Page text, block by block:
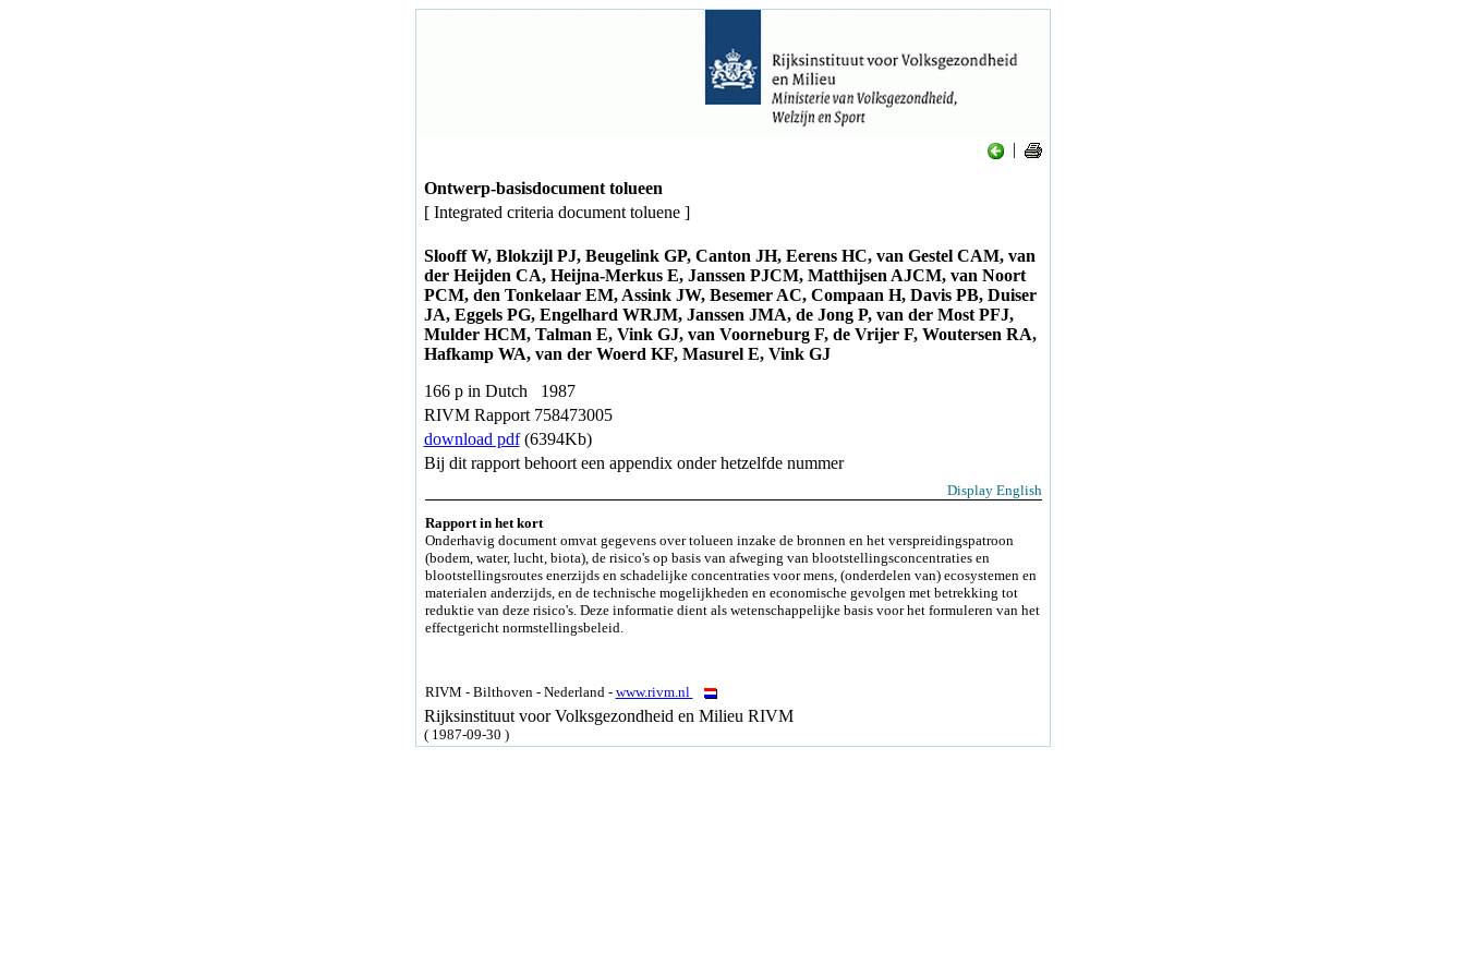
|
Ontwerp-basisdocument tolueen
[ Integrated criteria document toluene ]
Slooff W, Blokzijl PJ, Beugelink GP, Canton JH, Eerens HC, van Gestel CAM, van
der Heijden CA, Heijna-Merkus E, Janssen PJCM, Matthijsen AJCM, van Noort
PCM, den Tonkelaar EM, Assink JW, Besemer AC, Compaan H, Davis PB, Duiser
JA, Eggels PG, Engelhard WRJM, Janssen JMA, de Jong P, van der Most PFJ,
Mulder HCM, Talman E, Vink GJ, van Voorneburg F, de Vrijer F, Woutersen RA,
Hafkamp WA, van der Woerd KF, Masurel E, Vink GJ
166 p in Dutch 1987
RIVM Rapport 758473005
download pdf(6394Kb)
Bij dit rapport behoort een appendix onder hetzelfde nummer
Display English
Rapport in het kort
Onderhavig document omvat gegevens over tolueen inzake de bronnen en het verspreidingspatroon
(bodem, water, lucht, biota), de risico's op basis van afweging van blootstellingsconcentraties en
blootstellingsroutes enerzijds en schadelijke concentraties voor mens, (onderdelen van) ecosystemen en
materialen anderzijds, en de technische mogelijkheden en economische gevolgen met betrekking tot
reduktie van deze risico's. Deze informatie dient als wetenschappelijke basis voor het formuleren van het
effectgericht normstellingsbeleid.
RIVM - Bilthoven - Nederland - www.rivm.nl
Rijksinstituut voor Volksgezondheid en Milieu RIVM
( 1987-09-30 )